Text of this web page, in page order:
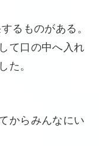
るものがある。
て口の中へ入れ
。
からみんなにい